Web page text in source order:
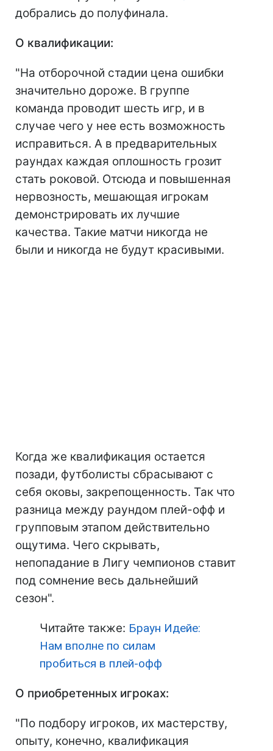
добрались до полуфинала.
О квалификации:
"На отборочной стадии цена ошибки
значительно дороже. В группе
команда проводит шесть игр, и в
случае чего у нее есть возможность
исправиться. А в предварительных
раундах каждая оплошность грозит
стать роковой. Отсюда и повышенная
нервозность, мешающая игрокам
демонстрировать их лучшие
качества. Такие матчи никогда не
были и никогда не будут красивыми.
Когда же квалификация остается
позади, футболисты сбрасывают с
себя оковы, закрепощенность. Так что
разница между раундом плей-офф и
групповым этапом действительно
ощутима. Чего скрывать,
непопадание в Лигу чемпионов ставит
под сомнение весь дальнейший
сезон".
Читайте также: Браун Идейе:
Нам вполне по силам
пробиться в плей-офф
О приобретенных игроках:
"По подбору игроков, их мастерству,
опыту, конечно, квалификация